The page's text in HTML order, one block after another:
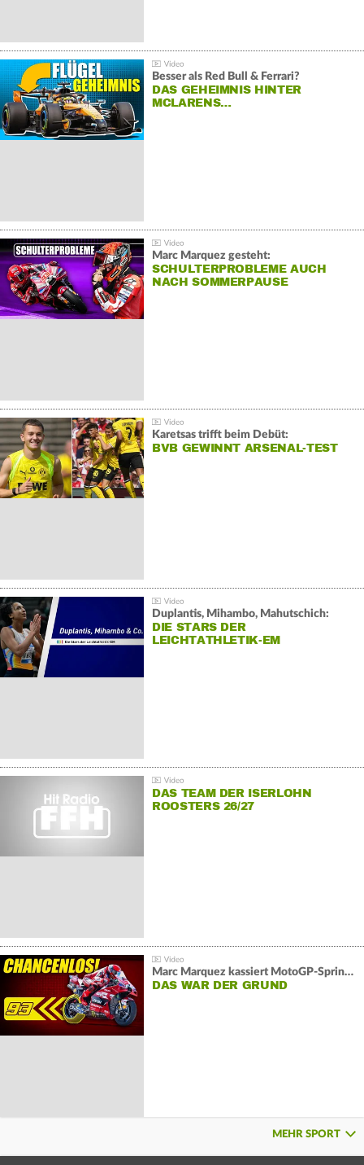
Besser als Red Bull & Ferrari?
DAS GEHEIMNIS HINTER
MCLARENS…
Marc Marquez gesteht:
SCHULTERPROBLEME AUCH
NACH SOMMERPAUSE
Karetsas trifft beim Debüt:
BVB GEWINNT ARSENAL-TEST
Duplantis, Mihambo, Mahutschich:
DIE STARS DER
LEICHTATHLETIK-EM
DAS TEAM DER ISERLOHN
ROOSTERS 26/27
Marc Marquez kassiert MotoGP-Sprint-Schlappe:
DAS WAR DER GRUND
MEHR SPORT